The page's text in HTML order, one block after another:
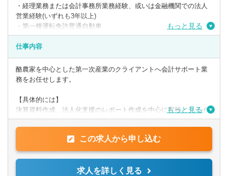
・経理業務または会計事務所業務経験、或いは金融機関での法人
営業経験(いずれも3年以上)
・第一種運転免許普通自動車
・日商簿記検定3級
【歓迎】
・日商簿記検定2級
・Word、Evcel、Powerpoint
◎求める人物像
上記スキル等を有し、自立して前向きに取り組むことができる
方。
第一次産業への熱い思いを持った方は歓迎します。
もっと見る
仕事内容
酪農家を中心とした第一次産業のクライアントへ会計サポート業
務をお任せします。
【具体的には】
決算資料作成、法人化支援のレポート作成を中心に実施。クライ
アントへ訪問し、ヒアリング、経営課題解決に向けたサポートを
行います。
提供サービス
帳簿/試算表/決算書作成の代行、法人化支援と財務分析、事業or投
もっと見る
この求人から申し込む
求人を詳しく見る